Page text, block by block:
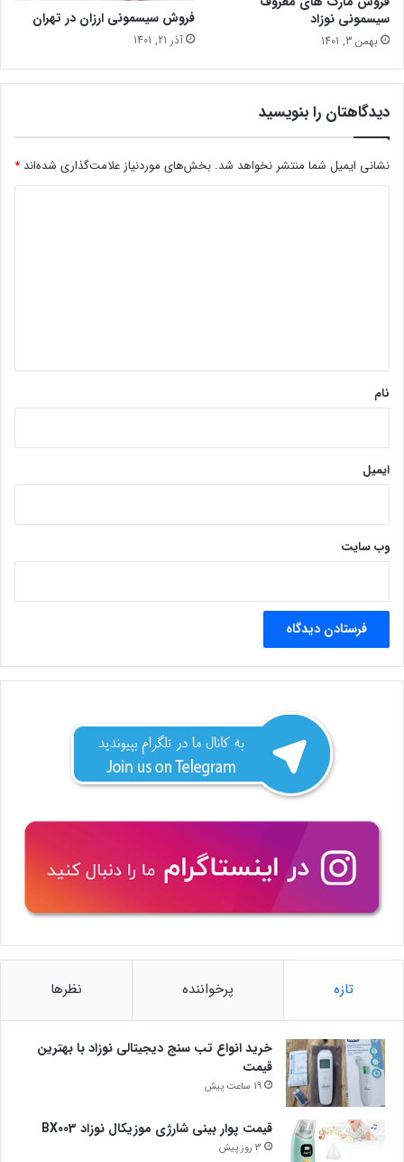
سیسمونی نوزاد
بهمن 3, 1401
فروش سیسمونی ارزان در تهران
آذر 21, 1401
دیدگاهتان را بنویسید
نشانی ایمیل شما منتشر نخواهد شد. بخش‌های موردنیاز علامت‌گذاری شده‌اند *
نام
ایمیل
وب‌ سایت
تازه پرخواننده نظرها
خرید انواع تب سنج دیجیتالی نوزاد با بهترین
قیمت
19 ساعت پیش
قیمت پوار بینی شارژی موزیکال نوزاد BX003
3 روز پیش